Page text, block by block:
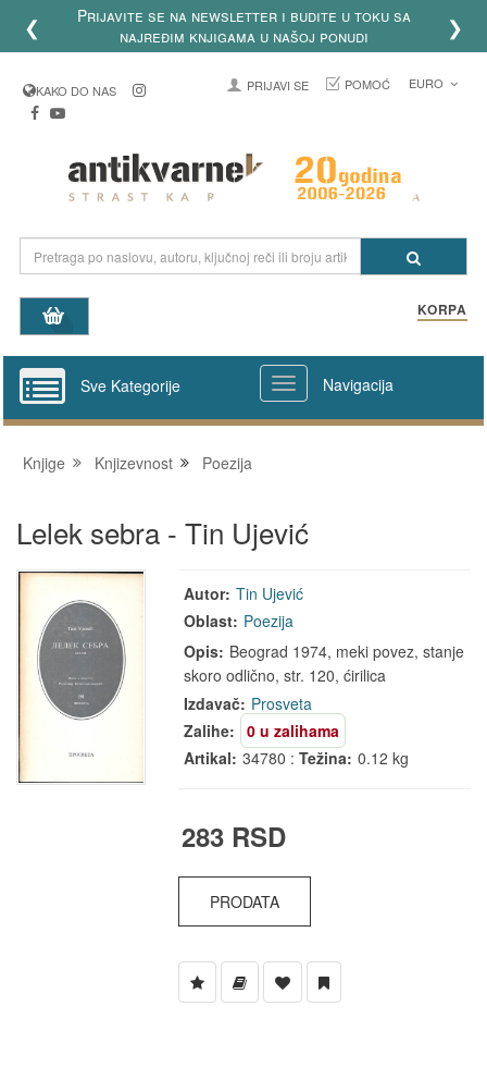
❮
Prijavite se na newsletter i budite u toku sa
najređim knjigama u našoj ponudi
❯
KAKO DO NAS PRIJAVI SE POMOĆ EURO
KORPA
Sve Kategorije Navigacija
Knjige Knjizevnost Poezija
Lelek sebra - Tin Ujević
Autor: Tin Ujević
Oblast: Poezija
Opis: Beograd 1974, meki povez, stanje
skoro odlično, str. 120, ćirilica
Izdavač: Prosveta
Zalihe:
0 u zalihama
Artikal: 34780 :Težina: 0.12 kg
283 RSD
PRODATA